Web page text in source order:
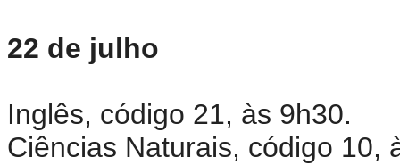
22 de julho
Inglês, código 21, às 9h30.
Ciências Naturais, código 10,